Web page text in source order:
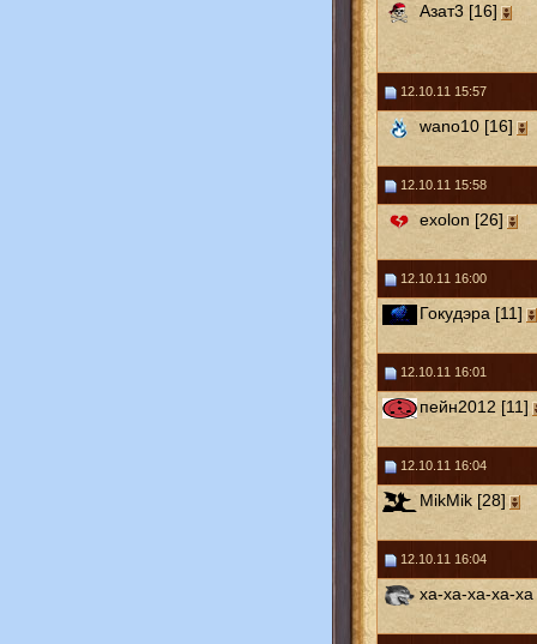
Азат3 [16]
12.10.11 15:57
wano10 [16]
12.10.11 15:58
exolon [26]
12.10.11 16:00
Гокудэра [11]
12.10.11 16:01
пейн2012 [11]
12.10.11 16:04
MikMik [28]
12.10.11 16:04
ха-ха-ха-ха-